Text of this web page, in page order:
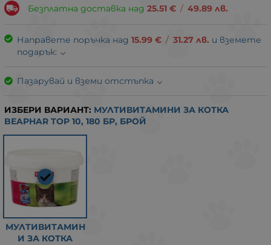
Безплатна доставка над 25.51 € / 49.89 лв.
Направете поръчка над 15.99 € / 31.27 лв. и вземете
подарък:
Пазарувай и вземи отстъпка
ИЗБЕРИ ВАРИАНТ: МУЛТИВИТАМИНИ ЗА КОТКА
BEAPHAR TOP 10, 180 БР, БРОЙ
МУЛТИВИТАМИН
И ЗА КОТКА